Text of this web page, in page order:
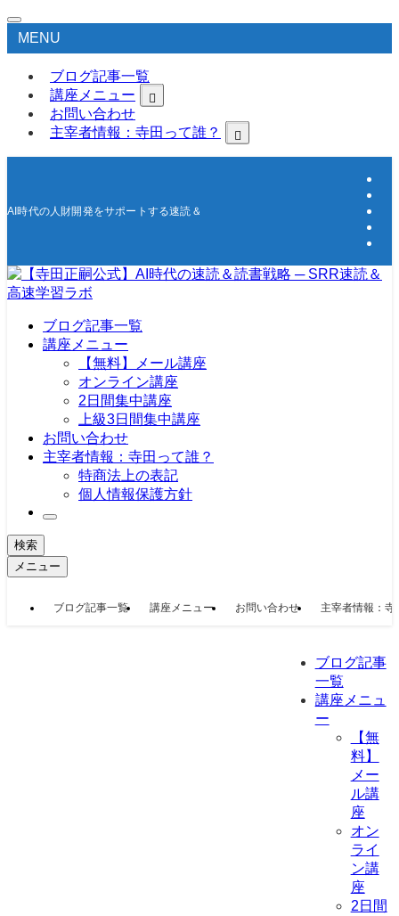
MENU
ブログ記事一覧
講座メニュー
お問い合わせ
主宰者情報：寺田って誰？
AI時代の人財開発をサポートする速読＆高速学習の研究所
ブログ記事一覧
講座メニュー
【無料】メール講座
オンライン講座
2日間集中講座
上級3日間集中講座
お問い合わせ
主宰者情報：寺田って誰？
特商法上の表記
個人情報保護方針
検索
メニュー
ブログ記事一覧 講座メニュー お問い合わせ 主宰者情報：寺
ブログ記事
一覧
講座メニュ
ー
【無
料】
メー
ル講
座
オン
ライ
ン講
座
2日間